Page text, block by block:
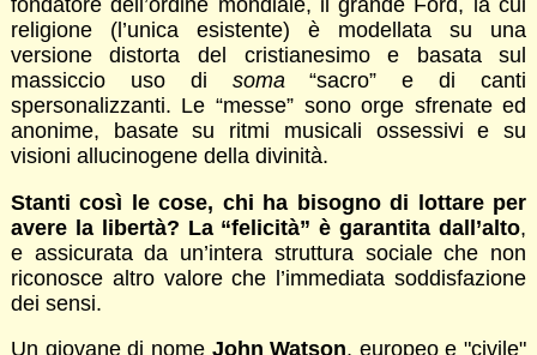
fondatore dell’ordine mondiale, il grande Ford, la cui
religione (l’unica esistente) è modellata su una
versione distorta del cristianesimo e basata sul
massiccio uso di soma“sacro” e di canti
spersonalizzanti. Le “messe” sono orge sfrenate ed
anonime, basate su ritmi musicali ossessivi e su
visioni allucinogene della divinità.
Stanti così le cose, chi ha bisogno di lottare per
avere la libertà? La “felicità” è garantita dall’alto,
e assicurata da un’intera struttura sociale che non
riconosce altro valore che l’immediata soddisfazione
dei sensi.
Un giovane di nome John Watson, europeo e "civile"